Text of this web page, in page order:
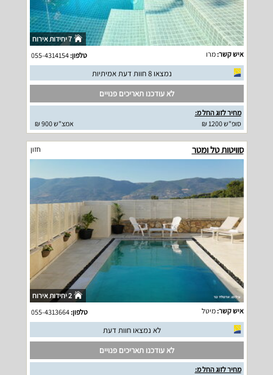
7 יחידות אירוח
איש קשר:מרו טלפון:055-4314154
נמצאו 8 חוות דעת אמיתיות
לא עודכנו תאריכים פנויים
מחיר לזוג החל מ:
סופ"ש 1200 ₪
אמצ"ש 900 ₪
סוויטות טל ומטר חזון
2 יחידות אירוח
איש קשר:מיטל טלפון:055-4313664
לא נמצאו חוות דעת
לא עודכנו תאריכים פנויים
מחיר לזוג החל מ: